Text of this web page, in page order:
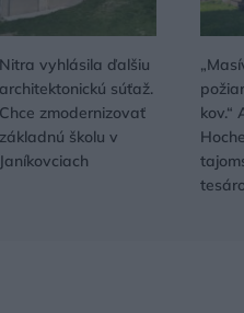
Nitra vyhlásila ďalšiu
architektonickú súťaž.
Chce zmodernizovať
základnú školu v
Janíkovciach
kov.“